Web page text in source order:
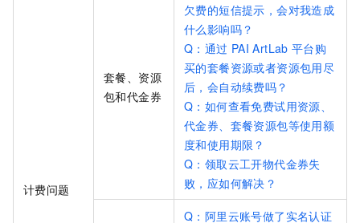
计费问题
套餐、资源
包和代金券
欠费的短信提示，会对我造成
什么影响吗？
Q：通过 PAI ArtLab 平台购
买的套餐资源或者资源包用尽
后，会自动续费吗？
Q：如何查看免费试用资源、
代金券、套餐资源包等使用额
度和使用期限？
Q：领取云工开物代金券失
败，应如何解决？
Q：阿里云账号做了实名认证